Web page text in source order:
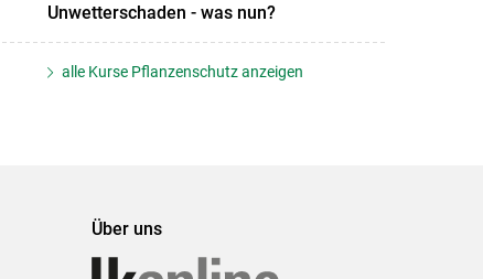
Unwetterschaden - was nun?
alle Kurse Pflanzenschutz anzeigen
Über uns